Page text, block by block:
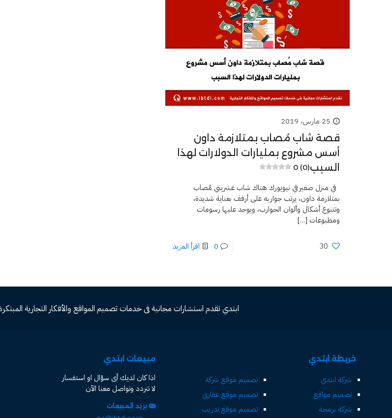
25 مارس، 2019
قصة شاب مُصاب بمتلازمة داون
أسس مشروع بمليارات الدولارات لهذا
السبب0 (0)
في منزل صغير في نيويورك هناك شاب عشريني مُصاب
بمتلازمة داون، يرتب جواربه على أرفف بعناية شديدة،
وتتنوع أشكال وألوان الجوارب، ويوجد عليها رسومات
ومطبوعات […]
30
0 اقرأ المزيد
ابتدي تقدم استشارات مجانية فى خدمات تصميم المواقع والأفكار التجارية المبتكرة عبر الواتس
خريطة ابتدي
شركة ابتدي
تصميم مواقع
شركة برمجة
تصميم موقع شركة
تصميم موقع عقاري
تصميم موقع تدريب
مبيعات ابتدي
اذا كان لديك أى سؤال او استفسار
لا تتردد وتواصل معنا الآن
بريد المبيعات